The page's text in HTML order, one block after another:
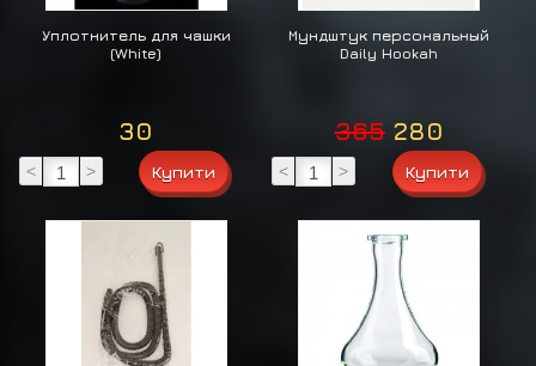
Уплотнитель для чашки
(White)
30
< >
Мундштук персональный
Daily Hookah
365 280
< >